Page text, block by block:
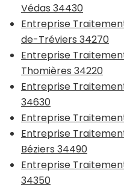
Védas 34430
Entreprise
de-Tréviers 34270
Entreprise
Thomières 34220
Entreprise
34630
Entreprise
Entreprise
Béziers 34490
Entreprise
34350